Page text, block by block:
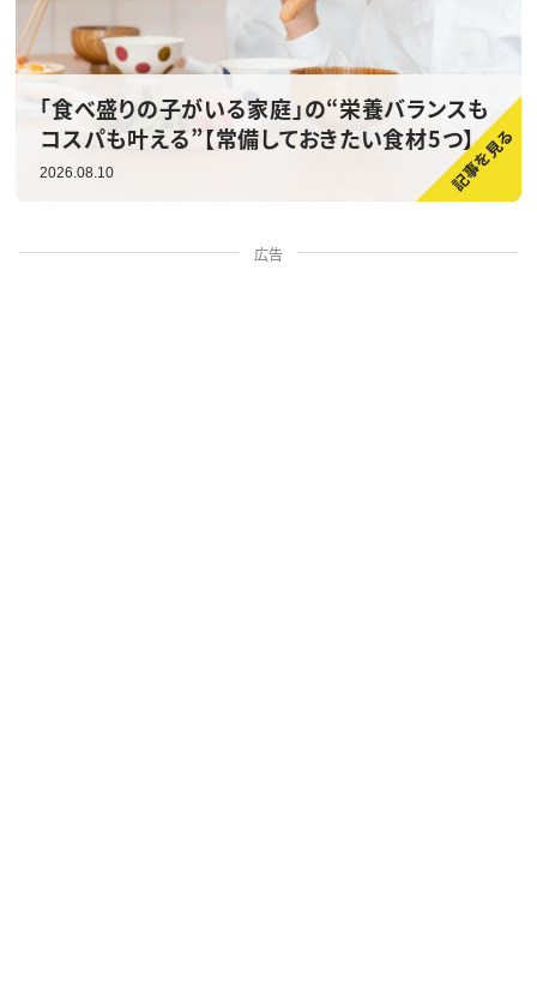
「食べ盛りの子がいる家庭」の“栄養バランスも
コスパも叶える”【常備しておきたい食材5つ】
2026.08.10
広告